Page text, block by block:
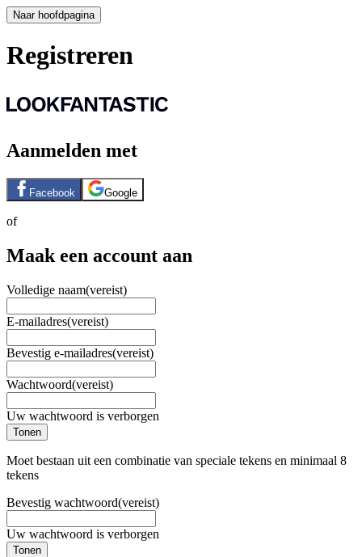
Naar hoofdpagina
Registreren
Aanmelden met
Facebook Google
of
Maak een account aan
Volledige naam(vereist)
E-mailadres(vereist)
Bevestig e-mailadres(vereist)
Wachtwoord(vereist)
Uw wachtwoord is verborgen
Tonen
Moet bestaan uit een combinatie van speciale tekens en minimaal 8
tekens
Bevestig wachtwoord(vereist)
Uw wachtwoord is verborgen
Tonen